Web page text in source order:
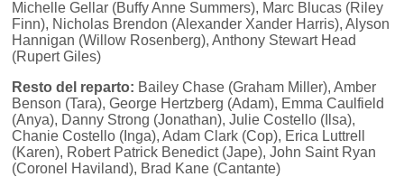
Michelle Gellar (Buffy Anne Summers), Marc Blucas (Riley
Finn), Nicholas Brendon (Alexander Xander Harris), Alyson
Hannigan (Willow Rosenberg), Anthony Stewart Head
(Rupert Giles)
Resto del reparto: Bailey Chase (Graham Miller), Amber
Benson (Tara), George Hertzberg (Adam), Emma Caulfield
(Anya), Danny Strong (Jonathan), Julie Costello (Ilsa),
Chanie Costello (Inga), Adam Clark (Cop), Erica Luttrell
(Karen), Robert Patrick Benedict (Jape), John Saint Ryan
(Coronel Haviland), Brad Kane (Cantante)